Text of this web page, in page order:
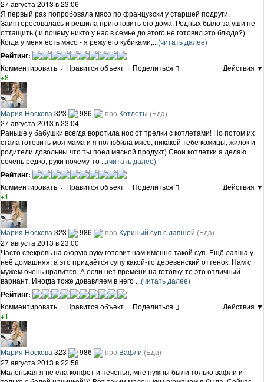
27 августа 2013 в 23:06
Я первый раз попробовала мясо по французски у старшей подруги.
Заинтересовалась и решила приготовить его дома. Родных было за уши не
оттащить ( и почему никто у нас в семье до этого не готовил это блюдо?)
Когда у меня есть мясо - я режу его кубиками,...(читать далее)
Рейтинг:
Комментировать · Нравится объект · Поделиться
Действия ▼
+8
Мария Носкова 323 986 про Котлеты (Еда)
27 августа 2013 в 23:04
Раньше у бабушки всегда воротила нос от трелки с котлетами! Но потом их
стала готовить моя мама и я полюбила мясо, никакой тебе кожицы, жилок и
родители довольны что ты поел мясной продукт) Свои котлетки я делаю
оочень редко, руки почему-то ...(читать далее)
Рейтинг:
Комментировать · Нравится объект · Поделиться
Действия ▼
+1
Мария Носкова 323 986 про Куриный суп с лапшой (Еда)
27 августа 2013 в 23:00
Часто свекровь на скорую руку готовит нам именно такой суп. Ещё лапша у
неё домашняя, а это придаётся супу какой-то деревенский оттенок. Нам с
мужем очень нравится. А если нет времени на готовку-то это отличный
вариант. Иногда тоже довавляем в него ...(читать далее)
Рейтинг:
Комментировать · Нравится объект · Поделиться
Действия ▼
+1
Мария Носкова 323 986 про Вафли (Еда)
27 августа 2013 в 22:58
Маленькая я не ела конфет и печенья, мне нужны были только вафли и